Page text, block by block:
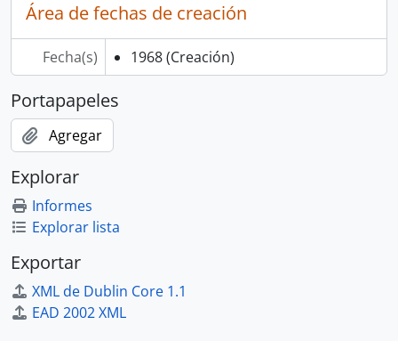
Área de fechas de creación
Fecha(s) 1968 (Creación)
Portapapeles
Agregar
Explorar
Informes
Explorar lista
Exportar
XML de Dublin Core 1.1
EAD 2002 XML